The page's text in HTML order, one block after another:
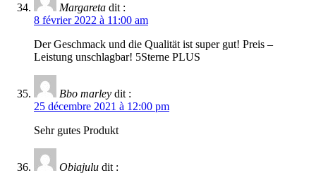
Margareta dit :
8 février 2022 à 11:00 am
Der Geschmack und die Qualität ist super gut! Preis –
Leistung unschlagbar! 5Sterne PLUS
Bbo marley dit :
25 décembre 2021 à 12:00 pm
Sehr gutes Produkt
Obiajulu dit :